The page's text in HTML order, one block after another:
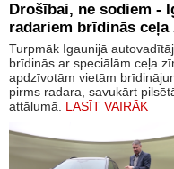
Drošībai, ne sodiem -
radariem brīdinās ceļa
Turpmāk Igaunijā
brīdinās ar speciālām ceļa
apdzīvotām vietām
pirms radara, savukārt
attālumā. LASĪT VAIRĀK